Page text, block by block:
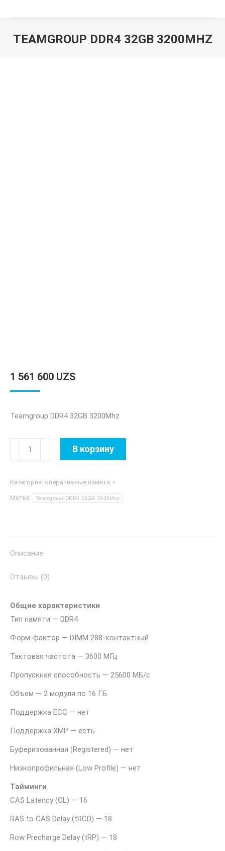
TEAMGROUP DDR4 32GB 3200MHZ
1 561 600 UZS
Teamgroup DDR4 32GB 3200Mhz
Количество
товара
DDR4
32GB
В корзину
Категория: оперативные памяти
Метка: Teamgroup DDR4 32GB 3200Mhz
Описание
Отзывы (0)
Общие характеристики
Тип памяти — DDR4
Форм-фактор — DIMM 288-контактный
Тактовая частота — 3600 МГц
Пропускная способность — 25600 МБ/с
Объем — 2 модуля по 16 ГБ
Поддержка ECC — нет
Поддержка XMP — есть
Буферизованная (Registered) — нет
Низкопрофильная (Low Profile) — нет
Тайминги
CAS Latency (CL) — 16
RAS to CAS Delay (tRCD) — 18
Row Precharge Delay (tRP) — 18